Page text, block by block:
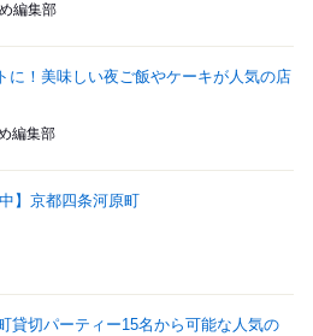
編集部
に！美味しい夜ご飯やケーキが人気の店
編集部
】京都四条河原町
貸切パーティー15名から可能な人気の